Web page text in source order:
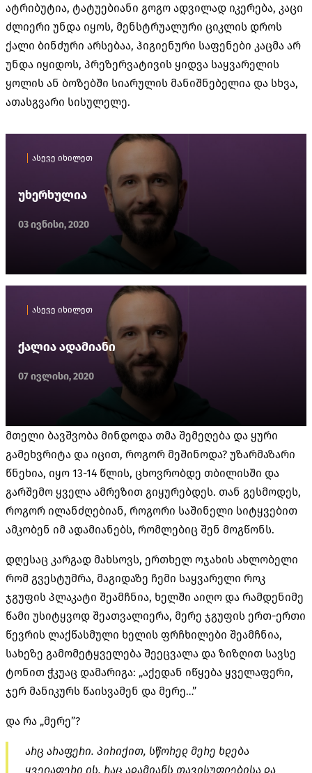
ატრიბუტია, ტატუებიანი გოგო ადვილად იკერება, კაცი
ძლიერი უნდა იყოს, მენსტრუალური ციკლის დროს
ქალი ბინძური არსებაა, ჰიგიენური საფენები კაცმა არ
უნდა იყიდოს, პრეზერვატივის ყიდვა საყვარელის
ყოლის ან ბოზებში სიარულის მანიშნებელია და სხვა,
ათასგვარი სისულელე.
ასევე იხილეთ
უხერხულია
03 ივნისი, 2020
ასევე იხილეთ
ქალია ადამიანი
07 ივლისი, 2020
მთელი ბავშვობა მინდოდა თმა შემეღება და ყური
გამეხვრიტა და იცით, როგორ მეშინოდა? უზარმაზარი
წნეხია, იყო 13-14 წლის, ცხოვრობდე თბილისში და
გარშემო ყველა ამრეზით გიყურებდეს. თან გესმოდეს,
როგორ ილანძღებიან, როგორი საშინელი სიტყვებით
ამკობენ იმ ადამიანებს, რომლებიც შენ მოგწონს.
დღესაც კარგად მახსოვს, ერთხელ ოჯახის ახლობელი
რომ გვესტუმრა, მაგიდაზე ჩემი საყვარელი როკ
ჯგუფის პლაკატი შეამჩნია, ხელში აიღო და რამდენიმე
წამი უსიტყვოდ შეათვალიერა, მერე ჯგუფის ერთ-ერთი
წევრის ლაქწასმული ხელის ფრჩხილები შეამჩნია,
სახეზე გამომეტყველება შეეცვალა და ზიზღით სავსე
ტონით ჭკუაც დამარიგა: „აქედან იწყება ყველაფერი,
ჯერ მანიკურს წაისვამენ და მერე…”
და რა „მერე”?
არც არაფერი. პირიქით, სწორედ მერე ხდება
ყველაფერი ის, რაც ადამიანს თავისუფლებისა და